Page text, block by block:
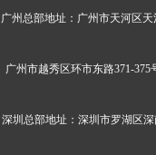
广州总部地址：广州市天河区
广州市越秀区环市东路371-
深圳总部地址：深圳市罗湖区